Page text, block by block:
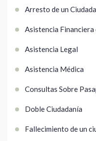
Arresto de un
Asistencia Financiera
Asistencia Legal
Asistencia Médica
Consultas Sobre
Doble Ciudadanía
Fallecimiento de un